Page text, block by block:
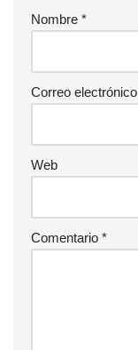
Nombre *
Correo electrónico
Web
Comentario *